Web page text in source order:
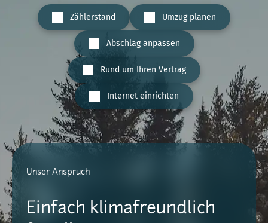
Zählerstand Umzug planen
Abschlag anpassen
Rund um Ihren Vertrag
Internet einrichten
Unser Anspruch
Einfach klimafreundlich